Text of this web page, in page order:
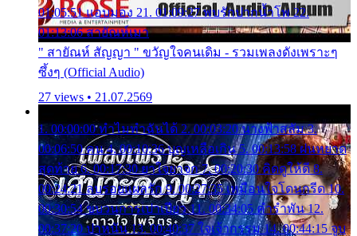
01:05:51 แอบมอง 21. 01:09:27 พบรักปากน้ำโพ 22.
01:13:06 สายัณห์เมา
" สายัณห์ สัญญา " ขวัญใจคนเดิม - รวมเพลงดังเพราะๆ
ซึ้งๆ (Official Audio)
27 views • 21.07.2569
1. 00:00:00 ทำไมทำฉันได้ 2. 00:03:20 นางฟ้าสลัม 3.
00:06:50 คน 4. 00:10:36 บุญเหลือเกิน 5. 00:13:58 ฝนหยาด
สุดท้าย 6. 00:17:30 ยาใจยาจก 7. 00:20:30 คิดดูให้ดี 8.
00:24:21 ลบรอยแผลรัก 9. 00:27:35 เหมือนใจโดนกรีด 10.
00:30:54 ขบวนการเปาเปียว 11. 00:34:05 คำรำพัน 12.
00:37:20 ปาหนัน 13. 00:40:37 ใจเจ้ากรรม 14. 00:44:15 จูบ